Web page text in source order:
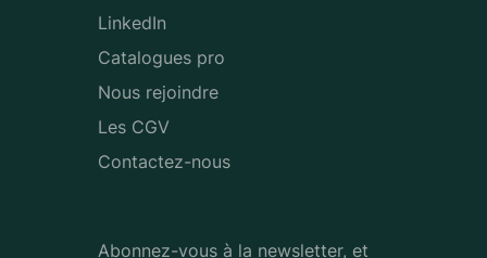
LinkedIn
Catalogues pro
Nous rejoindre
Les CGV
Contactez-nous
Abonnez-vous à la newsletter, et